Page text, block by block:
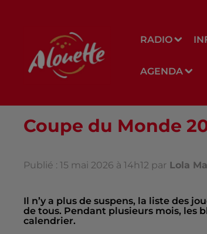
RADIO
AGENDA
Coupe du Monde
Publié : 15 mai 2026 à 14h12 par Lola
Il n’y a plus de suspens, la liste des
de tous. Pendant plusieurs mois, les
calendrier.